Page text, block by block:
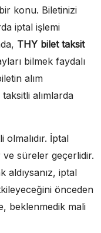
konu. Biletinizi
iptal işlemi
THY bilet taksit
bilmek faydalı
alım
alımlarda
olmalıdır. İptal
süreler geçerlidir.
aldıysanız, iptal
önceden
beklenmedik mali